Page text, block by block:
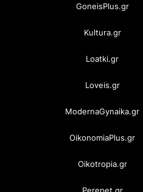
GoneisPlus.gr
Kultura.gr
Loatki.gr
Loveis.gr
ModernaGynaika.gr
OikonomiaPlus.gr
Oikotropia.gr
Perepet.gr